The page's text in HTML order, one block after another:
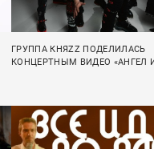
ГРУППА КНЯZZ ПОДЕЛИЛАСЬ
КОНЦЕРТНЫМ ВИДЕО «АНГЕЛ